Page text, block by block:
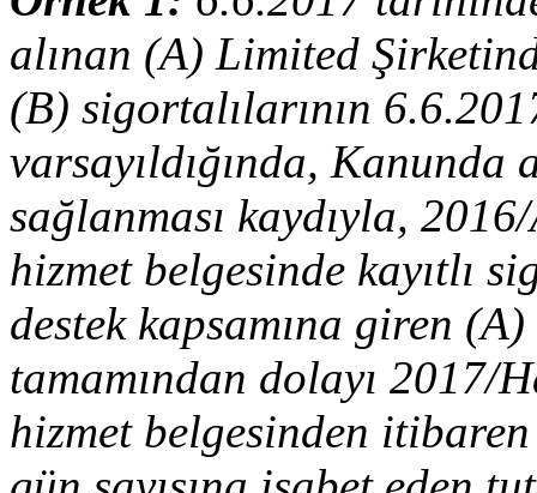
alınan (A) Limited
(B) sigortalılarının
varsayıldığında,
sağlanması kaydıyla,
hizmet belgesinde kayıtlı
destek kapsamına giren
tamamından dolayı 2017/
hizmet belgesinden